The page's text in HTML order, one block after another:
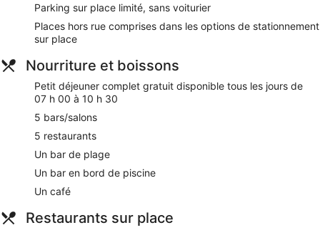
Parking sur place limité, sans voiturier
Places hors rue comprises dans les options de stationnement
sur place
Nourriture et boissons
Petit déjeuner complet gratuit disponible tous les jours de
07 h 00 à 10 h 30
5 bars/salons
5 restaurants
Un bar de plage
Un bar en bord de piscine
Un café
Restaurants sur place